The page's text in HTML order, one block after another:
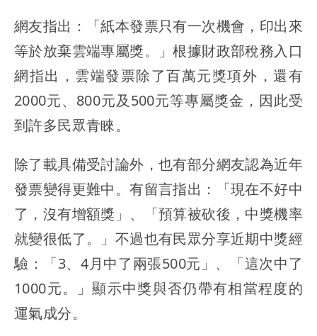
網友指出：「紙本發票只有一次機會，印出來
等於放棄雲端專屬獎。」根據財政部稅務入口
網指出，雲端發票除了百萬元獎項外，還有
2000元、800元及500元等專屬獎金，因此受
到許多民眾青睞。
除了載具備受討論外，也有部分網友認為近年
發票變得更難中。有留言指出：「現在不好中
了，沒有增額獎」、「預算被砍後，中獎機率
就變很低了。」不過也有民眾分享近期中獎經
驗：「3、4月中了兩張500元」、「這次中了
1000元。」顯示中獎與否仍帶有相當程度的
運氣成分。